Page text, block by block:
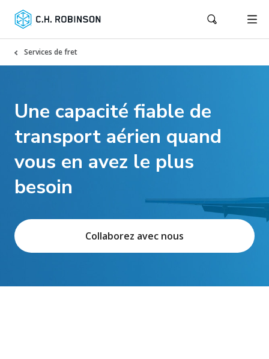
Services de fret
Une capacité fiable de
transport aérien quand
vous en avez le plus
besoin
Collaborez avec nous